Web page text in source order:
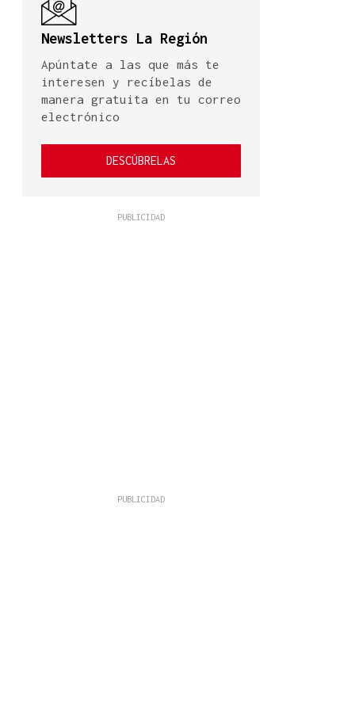
Newsletters La Región
Apúntate a las que más te
interesen y recíbelas de
manera gratuita en tu correo
electrónico
DESCÚBRELAS